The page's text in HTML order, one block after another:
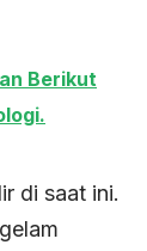
Berikut
di saat ini.